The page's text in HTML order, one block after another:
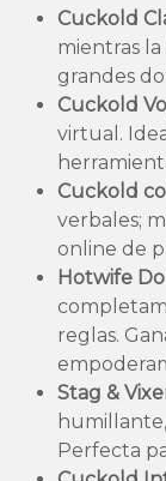
Cuckold
mientras
grandes
Cuckold
virtual.
Cuckold
verbales;
online de
Hotwife
reglas.
Stag &
Perfecta